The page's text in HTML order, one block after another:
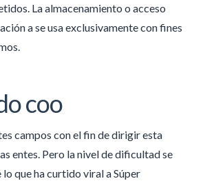
La almacenamiento o acceso
a se usa exclusivamente con fines
coo
campos con el fin de dirigir esta
entes. Pero la nivel de dificultad se
que ha curtido viral a Súper